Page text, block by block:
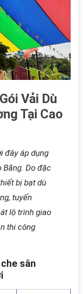
Vải Dù
Tại Cao
đây áp dụng
Do đặc
bị bạt dù
tuyến
lộ trình giao
thi công
sân